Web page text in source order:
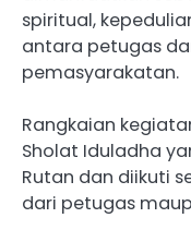
spiritual,
antara petugas
pemasyarakatan.
Rangkaian
Sholat Iduladha
Rutan dan diikuti
dari petugas